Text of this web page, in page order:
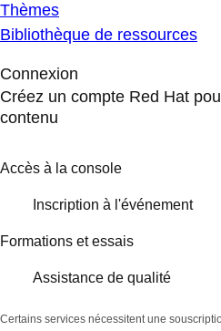
Thèmes
Bibliothèque de ressources
Connexion
Créez un compte Red Hat
contenu
Accès à la console
Inscription à l'événement
Formations et essais
Assistance de qualité
Certains services nécessitent une